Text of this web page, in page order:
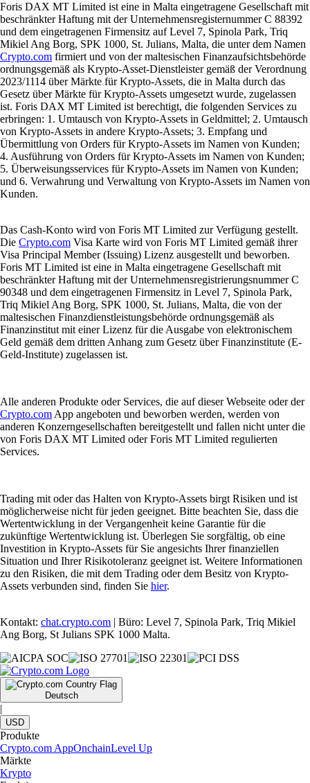
Foris DAX MT Limited ist eine in Malta eingetragene Gesellschaft mit
beschränkter Haftung mit der Unternehmensregisternummer C 88392
und dem eingetragenen Firmensitz auf Level 7, Spinola Park, Triq
Mikiel Ang Borg, SPK 1000, St. Julians, Malta, die unter dem Namen
Crypto.com firmiert und von der maltesischen Finanzaufsichtsbehörde
ordnungsgemäß als Krypto-Asset-Dienstleister gemäß der Verordnung
2023/1114 über Märkte für Krypto-Assets, die in Malta durch das
Gesetz über Märkte für Krypto-Assets umgesetzt wurde, zugelassen
ist. Foris DAX MT Limited ist berechtigt, die folgenden Services zu
erbringen: 1. Umtausch von Krypto-Assets in Geldmittel; 2. Umtausch
von Krypto-Assets in andere Krypto-Assets; 3. Empfang und
Übermittlung von Orders für Krypto-Assets im Namen von Kunden;
4. Ausführung von Orders für Krypto-Assets im Namen von Kunden;
5. Überweisungsservices für Krypto-Assets im Namen von Kunden;
und 6. Verwahrung und Verwaltung von Krypto-Assets im Namen von
Kunden.
Das Cash-Konto wird von Foris MT Limited zur Verfügung gestellt.
Die Crypto.com Visa Karte wird von Foris MT Limited gemäß ihrer
Visa Principal Member (Issuing) Lizenz ausgestellt und beworben.
Foris MT Limited ist eine in Malta eingetragene Gesellschaft mit
beschränkter Haftung mit der Unternehmensregistrierungsnummer C
90348 und dem eingetragenen Firmensitz in Level 7, Spinola Park,
Triq Mikiel Ang Borg, SPK 1000, St. Julians, Malta, die von der
maltesischen Finanzdienstleistungsbehörde ordnungsgemäß als
Finanzinstitut mit einer Lizenz für die Ausgabe von elektronischem
Geld gemäß dem dritten Anhang zum Gesetz über Finanzinstitute (E-
Geld-Institute) zugelassen ist.
Alle anderen Produkte oder Services, die auf dieser Webseite oder der
Crypto.com App angeboten und beworben werden, werden von
anderen Konzerngesellschaften bereitgestellt und fallen nicht unter die
von Foris DAX MT Limited oder Foris MT Limited regulierten
Services.
Trading mit oder das Halten von Krypto-Assets birgt Risiken und ist
möglicherweise nicht für jeden geeignet. Bitte beachten Sie, dass die
Wertentwicklung in der Vergangenheit keine Garantie für die
zukünftige Wertentwicklung ist. Überlegen Sie sorgfältig, ob eine
Investition in Krypto-Assets für Sie angesichts Ihrer finanziellen
Situation und Ihrer Risikotoleranz geeignet ist. Weitere Informationen
zu den Risiken, die mit dem Trading oder dem Besitz von Krypto-
Assets verbunden sind, finden Sie hier.
Kontakt: chat.crypto.com | Büro: Level 7, Spinola Park, Triq Mikiel
Ang Borg, St Julians SPK 1000 Malta.
Deutsch
|
USD
Produkte
Crypto.com AppOnchainLevel Up
Märkte
Krypto